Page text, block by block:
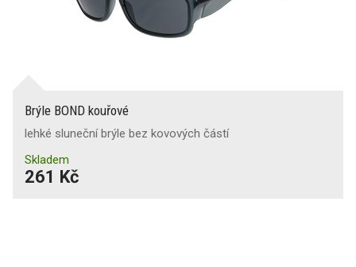
Brýle BOND kouřové
lehké sluneční brýle bez kovových částí
Skladem
261 Kč